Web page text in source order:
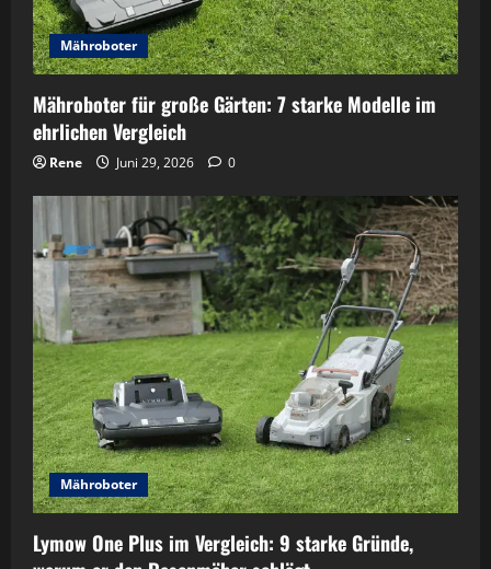
Mähroboter
Mähroboter für große Gärten: 7 starke Modelle im
ehrlichen Vergleich
Rene Juni 29, 2026 0
Mähroboter
Lymow One Plus im Vergleich: 9 starke Gründe,